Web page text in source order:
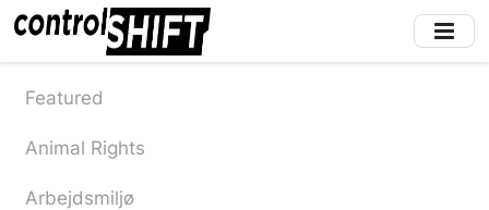
Skip
to
main
content
Featured
Animal Rights
Arbejdsmiljø